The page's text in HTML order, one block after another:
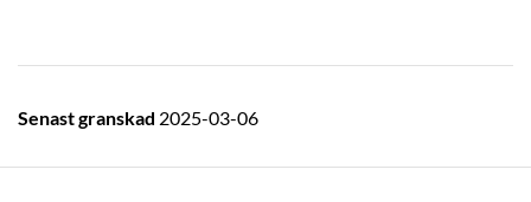
Senast granskad 2025-03-06